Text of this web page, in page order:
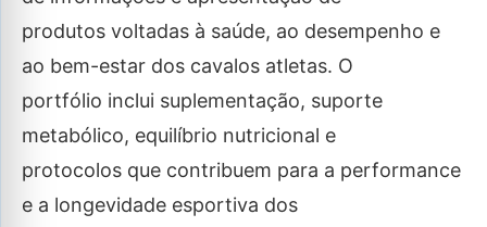
produtos voltadas à saúde, ao desempenho e
ao bem-estar dos cavalos atletas. O
portfólio inclui suplementação, suporte
metabólico, equilíbrio nutricional e
protocolos que contribuem para a performance
e a longevidade esportiva dos